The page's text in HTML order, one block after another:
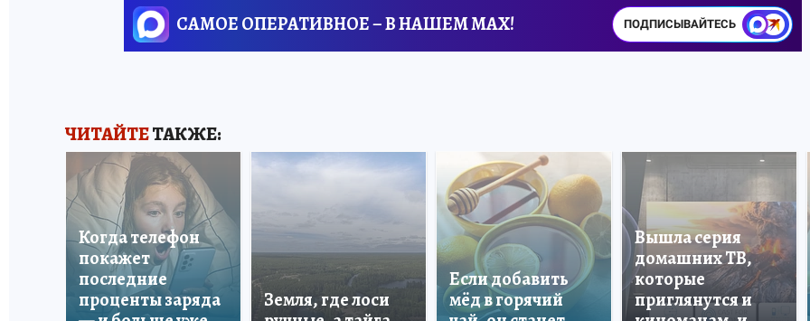
САМОЕ ОПЕРАТИВНОЕ – В НАШЕМ MAX! ПОДПИСЫВАЙТЕСЬ
ЧИТАЙТЕТАКЖЕ:
Когда телефон
покажет
последние
проценты заряда
Земля, где лоси
Если добавить
мёд в горячий
Вышла серия
домашних ТВ,
которые
приглянутся и